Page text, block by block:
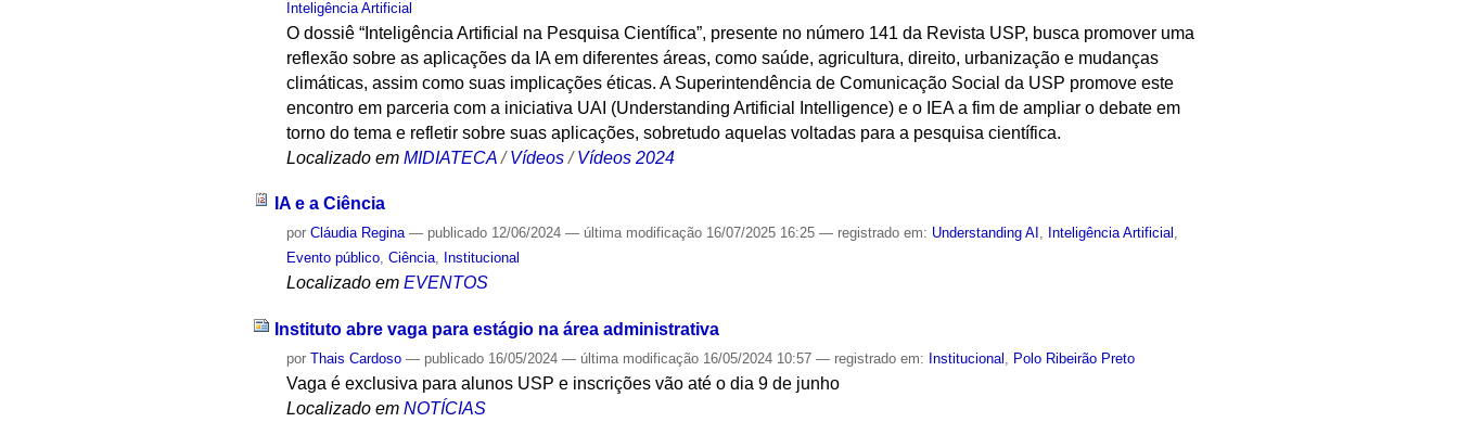
Inteligência Artificial
O dossiê “Inteligência Artificial na Pesquisa Científica”, presente no número 141 da Revista USP, busca promover uma
reflexão sobre as aplicações da IA em diferentes áreas, como saúde, agricultura, direito, urbanização e mudanças
climáticas, assim como suas implicações éticas. A Superintendência de Comunicação Social da USP promove este
encontro em parceria com a iniciativa UAI (Understanding Artificial Intelligence) e o IEA a fim de ampliar o debate em
torno do tema e refletir sobre suas aplicações, sobretudo aquelas voltadas para a pesquisa científica.
Localizado em MIDIATECA /Vídeos /Vídeos 2024
IA e a Ciência
porCláudia Regina — publicado 12/06/2024— última modificação 16/07/2025 16:25— registrado em: Understanding AI , Inteligência Artificial ,
Evento público,Ciência, Institucional
Localizado em EVENTOS
Instituto abre vaga para estágio na área administrativa
porThais Cardoso — publicado 16/05/2024— última modificação 16/05/2024 10:57— registrado em: Institucional , Polo Ribeirão Preto
Vaga é exclusiva para alunos USP e inscrições vão até o dia 9 de junho
Localizado em NOTÍCIAS